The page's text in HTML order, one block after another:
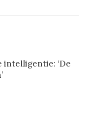
‘De